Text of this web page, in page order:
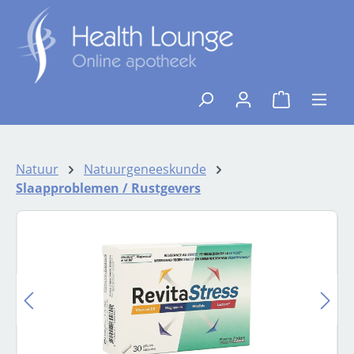
Ga naar de hoofdinhoud
{1}De
Natuur
Natuurgeneeskunde
Slaapproblemen / Rustgevers
Afbeeldingengalerij overslaan